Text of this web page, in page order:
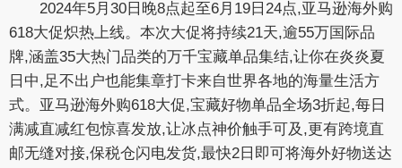
2024年5月30日晚8点起至6月19日24点,亚马逊海外购
618大促炽热上线。本次大促将持续21天,逾55万国际品
牌,涵盖35大热门品类的万千宝藏单品集结,让你在炎炎夏
日中,足不出户也能集章打卡来自世界各地的海量生活方
式。亚马逊海外购618大促,宝藏好物单品全场3折起,每日
满减直减红包惊喜发放,让冰点神价触手可及,更有跨境直
邮无缝对接,保税仓闪电发货,最快2日即可将海外好物送达